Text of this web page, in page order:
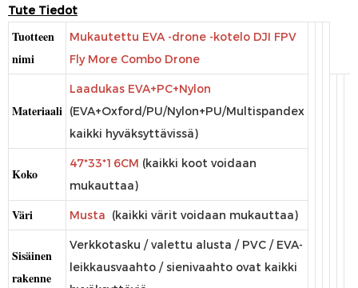
Tute Tiedot
Tuotteen
nimi
Mukautettu EVA -drone -kotelo DJI FPV
Fly More Combo Drone
Materiaali
Laadukas EVA+PC+Nylon
(EVA+Oxford/PU/Nylon+PU/Multispandex
kaikki hyväksyttävissä)
Koko
47*33*16CM (kaikki koot voidaan
mukauttaa)
Väri Musta (kaikki värit voidaan mukauttaa)
Sisäinen
rakenne
Verkkotasku / valettu alusta / PVC / EVA-
leikkausvaahto / sienivaahto ovat kaikki